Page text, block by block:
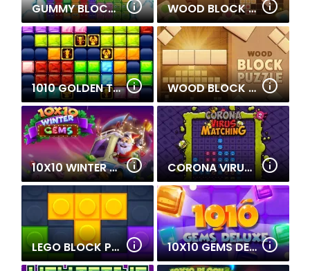
GUMMY BLOCKS EVOLUTION WOOD BLOCK PUZZLE 2
1010 GOLDEN TROPHIES WOOD BLOCK PUZZLE
10X10 WINTER GEMS CORONA VIRUS MATCHING
LEGO BLOCK PUZZLE 10X10 GEMS DELUXE